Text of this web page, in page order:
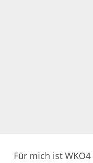
Für mich ist